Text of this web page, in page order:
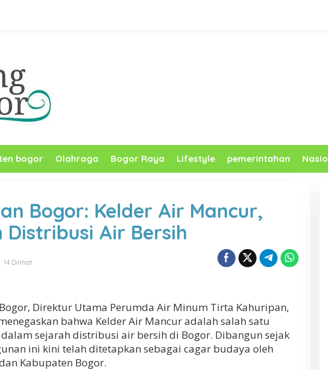
bogor Olahraga Bogor Raya Lifestyle pemerintahan
Bogor: Kelder Air Mancur,
Distribusi Air Bersih
14 Dilihat
Direktur Utama Perumda Air Minum Tirta Kahuripan,
bahwa Kelder Air Mancur adalah salah satu
sejarah distribusi air bersih di Bogor. Dibangun sejak
ini kini telah ditetapkan sebagai cagar budaya oleh
Kabupaten Bogor.